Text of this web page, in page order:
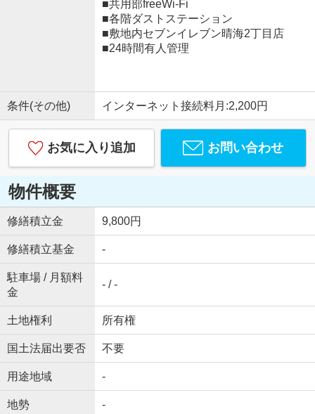
■共用部freeWi-Fi
■各階ダストステーション
■敷地内セブンイレブン晴海2丁目店
■24時間有人管理
条件(その他) インターネット接続料月:2,200円
お気に入り追加 お問い合わせ
物件概要
修繕積立金 9,800円
修繕積立基金 -
駐車場 / 月額料
金
- / -
土地権利 所有権
国土法届出要否 不要
用途地域 -
地勢 -